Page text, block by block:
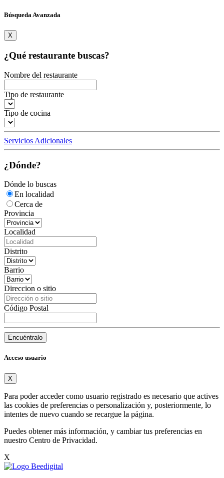
Búsqueda Avanzada
X
¿Qué restaurante buscas?
Nombre del restaurante
Tipo de restaurante
Tipo de cocina
Servicios Adicionales
¿Dónde?
Dónde lo buscas
En localidad
Cerca de
Provincia
Localidad
Distrito
Barrio
Direccion o sitio
Código Postal
Encuéntralo
Acceso usuario
X
Para poder acceder como usuario registrado es necesario que actives
las cookies de preferencias o personalización y, posteriormente, lo
intentes de nuevo cuando se recargue la página.
Puedes obtener más información, y cambiar tus preferencias en
nuestro Centro de Privacidad.
X